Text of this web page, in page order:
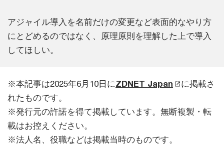
アジャイル導入を名前だけの変更など表面的なやり方
にとどめるのではなく、原理原則を理解した上で導入
してほしい。
※本記事は2025年6月10日にZDNET Japan
に掲載さ
れたものです。
※発行元の許諾を得て掲載しています。無断複製・転
載はお控えください。
※法人名、役職などは掲載当時のものです。